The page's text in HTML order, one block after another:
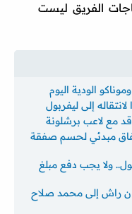
الفريق ليست
الودية اليوم
إلى ليفربول
مع لاعب برشلونة
مبدئي لحسم صفقة
ولا يجب دفع مبلغ
راش إلى محمد صلاح